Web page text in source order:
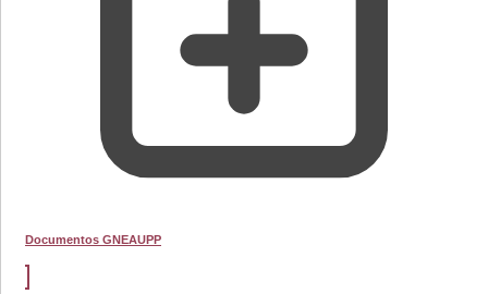
Documentos GNEAUPP